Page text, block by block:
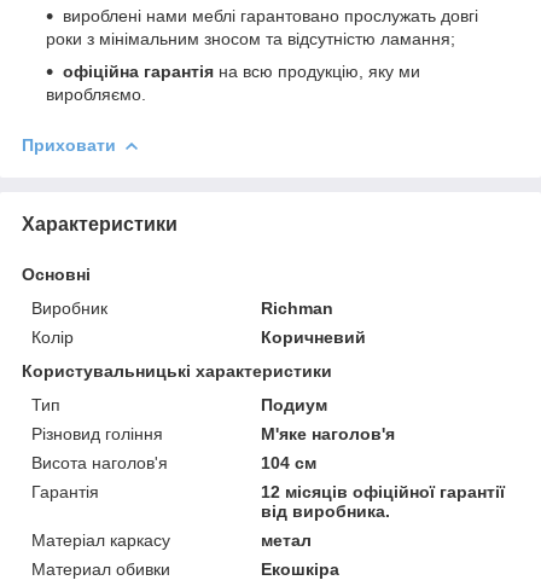
вироблені нами меблі гарантовано прослужать довгі
роки з мінімальним зносом та відсутністю ламання;
офіційна гарантія на всю продукцію, яку ми
виробляємо.
Приховати
Характеристики
Основні
Виробник
Richman
Колір
Коричневий
Користувальницькі характеристики
Тип
Подиум
Різновид гоління
М'яке наголов'я
Висота наголов'я
104 см
Гарантія
12 місяців офіційної гарантії
від виробника.
Матеріал каркасу
метал
Материал обивки
Екошкіра